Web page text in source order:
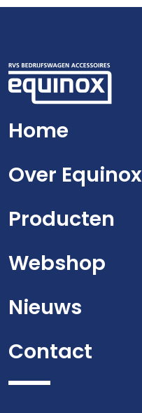
Home
Over Equinox
Producten
Webshop
Nieuws
Contact